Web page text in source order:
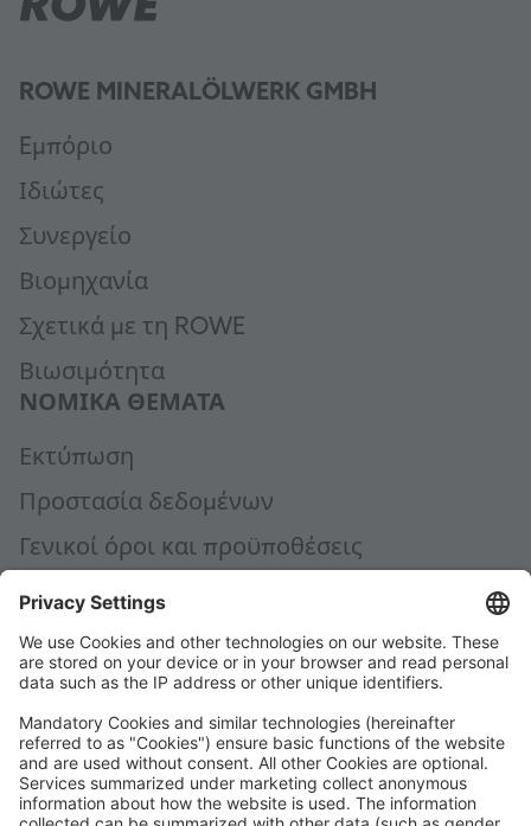
ROWE MINERALÖLWERK GMBH
Eμπόριο
Ιδιώτες
Συνεργείο
Βιομηχανία
Σχετικά με τη ROWE
Βιωσιμότητα
ΝΟΜΙΚΆ ΘΈΜΑΤΑ
Εκτύπωση
Προστασία δεδομένων
Γενικοί όροι και προϋποθέσεις
Γενικοί όροι αγοράς
Code of Conduct
Accessibility Statement
ROWE SOCIAL
ΠΙΣΤΟΠΟΊΗΣΗ ΑΠΌ